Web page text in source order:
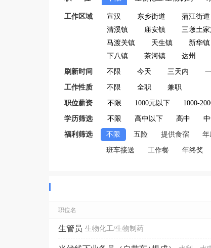
工作区域 宣汉 东乡街道 蒲江街道
清溪镇
庙安镇 三墩土
马渡关镇
天生镇 新华镇
下八镇
茶河镇 达州
刷新时间 不限 今天 三天内
工作性质 不限 全职 兼职
职位薪资 不限 1000元以下 1000-
学历筛选 不限 高中以下 高中
福利筛选 不限 五险 提供食宿 年
班车接送 工作餐 年终奖
职位名
生管员 生物化工/生物制药